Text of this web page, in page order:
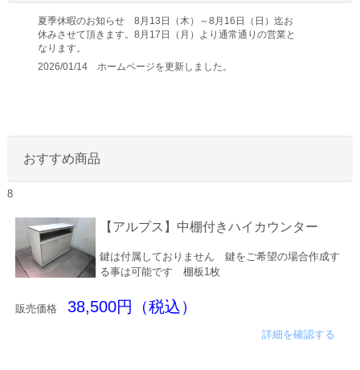
夏季休暇のお知らせ 8月13日（木）～8月16日（日）迄お
休みさせて頂きます。8月17日（月）より通常通りの営業と
なります。
2026/01/14 ホームページを更新しました。
おすすめ商品
8
【アルプス】中棚付きハイカウンター
鍵は付属しておりません 鍵をご希望の場合作成す
る事は可能です 棚板1枚
販売価格 38,500円（税込）
詳細を確認する